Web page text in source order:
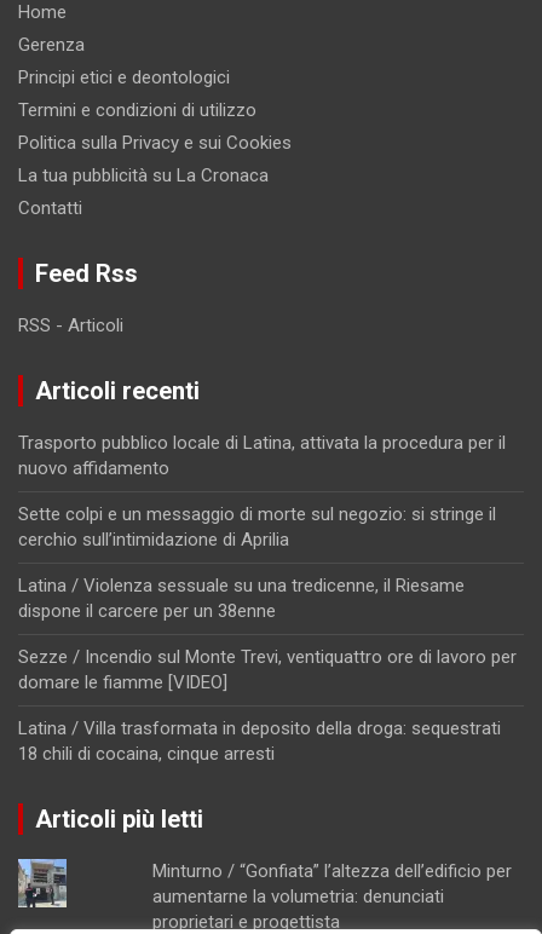
Home
Gerenza
Principi etici e deontologici
Termini e condizioni di utilizzo
Politica sulla Privacy e sui Cookies
La tua pubblicità su La Cronaca
Contatti
Feed Rss
RSS - Articoli
Articoli recenti
Trasporto pubblico locale di Latina, attivata la procedura per il
nuovo affidamento
Sette colpi e un messaggio di morte sul negozio: si stringe il
cerchio sull’intimidazione di Aprilia
Latina / Violenza sessuale su una tredicenne, il Riesame
dispone il carcere per un 38enne
Sezze / Incendio sul Monte Trevi, ventiquattro ore di lavoro per
domare le fiamme [VIDEO]
Latina / Villa trasformata in deposito della droga: sequestrati
18 chili di cocaina, cinque arresti
Articoli più letti
Minturno / “Gonfiata” l’altezza dell’edificio per
aumentarne la volumetria: denunciati
proprietari e progettista